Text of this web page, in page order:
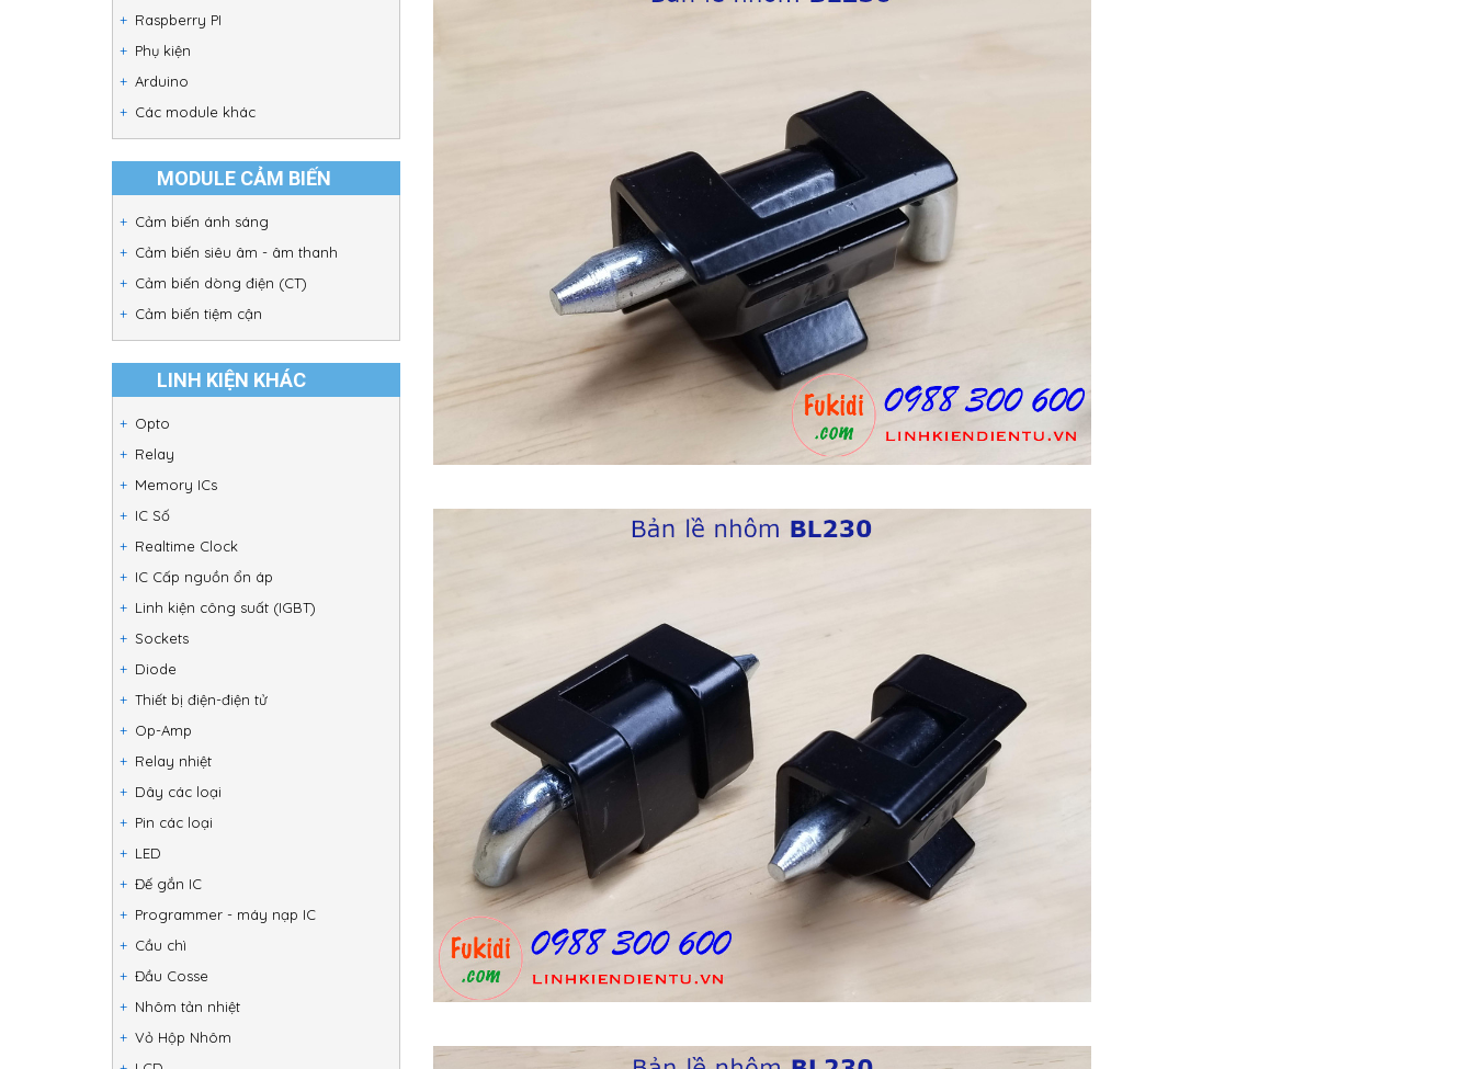
Raspberry PI
Phụ kiện
Arduino
Các module khác
MODULE CẢM BIẾN
Cảm biến ánh sáng
Cảm biến siêu âm - âm thanh
Cảm biến dòng điện (CT)
Cảm biến tiệm cận
LINH KIỆN KHÁC
Opto
Relay
Memory ICs
IC Số
Realtime Clock
IC Cấp nguồn ổn áp
Linh kiện công suất (IGBT)
Sockets
Diode
Thiết bị điện-điện tử
Op-Amp
Relay nhiệt
Dây các loại
Pin các loại
LED
Đế gắn IC
Programmer - máy nạp IC
Cầu chì
Đầu Cosse
Nhôm tản nhiệt
Vỏ Hộp Nhôm